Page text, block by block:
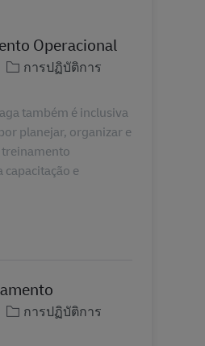
Operacional
หมวดหมู่
การปฏิบัติการ
também é inclusiva
planejar, organizar e
treinamento
e
หมวดหมู่
การปฏิบัติการ